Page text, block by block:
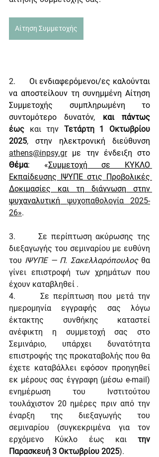
Αίτηση Συμμετοχής
2. Οι ενδιαφερόμενοι/ες καλούνται
να αποστείλουν τη συνημμένη Αίτηση
Συμμετοχής συμπληρωμένη το
συντομότερο δυνατόν,
έως και την Τετάρτη 1 Οκτωβρίου
2025,
athens@inpsy.gr
Θέμα: «Συμμετοχή σε ΚΥΚΛΟ
Εκπαίδευσης ΙΨΥΠΕ στις Προβολικές
Δοκιμασίες και τη διάγνωση στην
ψυχαναλυτική ψυχοπαθολογία 2025-
26».
3.      Σε περίπτωση ακύρωσης της
διεξαγωγής του σεμιναρίου με ευθύνη
του ΙΨΥΠΕ — Π. Σακελλαρόπουλος θα
γίνει επιστροφή των χρημάτων που
έχουν καταβληθεί .
4.      Σε περίπτωση που μετά την
ημερομηνία εγγραφής σας λόγω
έκτακτης συνθήκης καταστεί
ανέφικτη η συμμετοχή σας στο
Σεμινάριο, υπάρχει δυνατότητα
επιστροφής της προκαταβολής που θα
έχετε καταβάλλει εφόσον προηγηθεί
εκ μέρους σας έγγραφη (μέσω e-mail)
ενημέρωση του Ινστιτούτου
τουλάχιστον 20 ημέρες πριν από την
έναρξη της διεξαγωγής του
σεμιναρίου (συγκεκριμένα για τον
ερχόμενο Κύκλο έως και την
Παρασκευή 3 Οκτωβρίου 2025).